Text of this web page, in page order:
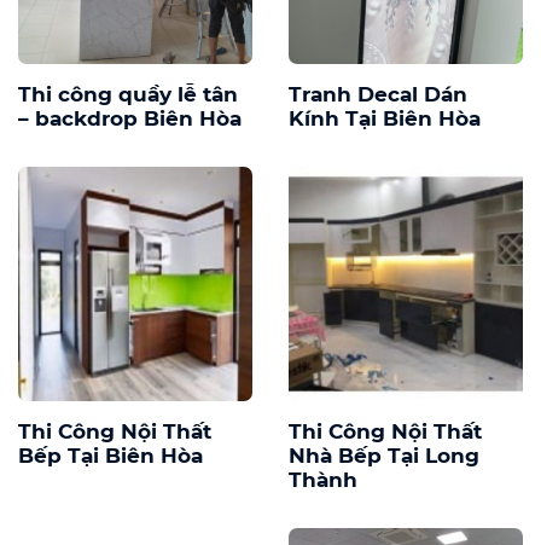
Thi công quầy lễ tân
– backdrop Biên Hòa
Tranh Decal Dán
Kính Tại Biên Hòa
Thi Công Nội Thất
Bếp Tại Biên Hòa
Thi Công Nội Thất
Nhà Bếp Tại Long
Thành